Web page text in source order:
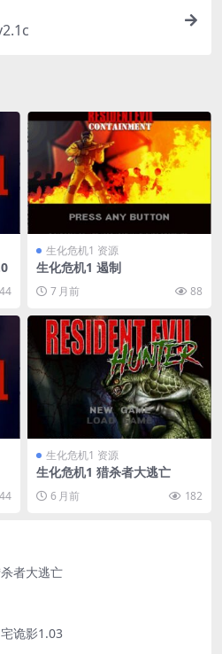
44
生化危机1 资源
生化危机1 遏制
7 月前 88
44
生化危机1 资源
生化危机1 猎杀者大逃亡
6 月前 182
者大逃亡
诡影1.03